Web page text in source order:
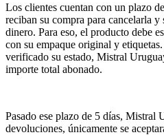
Los clientes cuentan con un plazo
reciban su compra para cancelarla
dinero. Para eso, el producto debe
con su empaque original y
verificado su estado, Mistral
importe total abonado.
Pasado ese plazo de 5 días, Mistral
devoluciones, únicamente se